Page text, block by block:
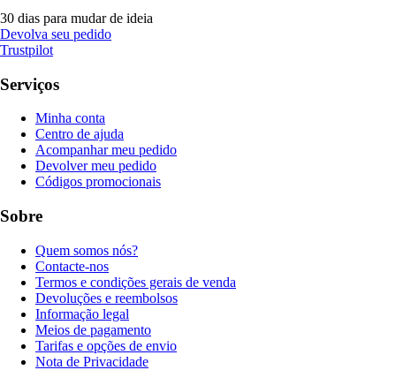
30 dias para mudar de ideia
Devolva seu pedido
Trustpilot
Serviços
Minha conta
Centro de ajuda
Acompanhar meu pedido
Devolver meu pedido
Códigos promocionais
Sobre
Quem somos nós?
Contacte-nos
Termos e condições gerais de venda
Devoluções e reembolsos
Informação legal
Meios de pagamento
Tarifas e opções de envio
Nota de Privacidade